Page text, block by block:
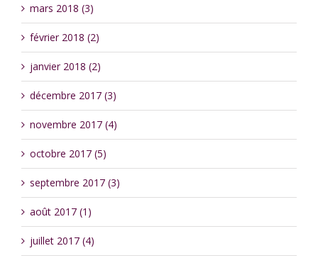
mars 2018 (3)
février 2018 (2)
janvier 2018 (2)
décembre 2017 (3)
novembre 2017 (4)
octobre 2017 (5)
septembre 2017 (3)
août 2017 (1)
juillet 2017 (4)